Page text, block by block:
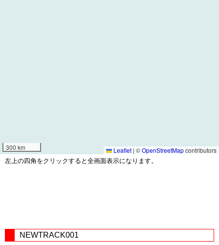
300 km Leaflet | ©OpenStreetMapcontributors
左上の四角をクリックすると全画面表示になります。
NEWTRACK001